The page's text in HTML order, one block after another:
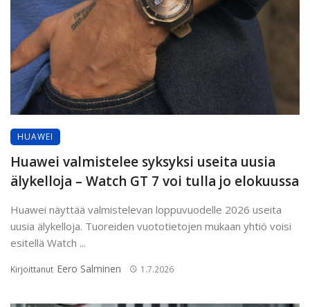
HUAWEI
Huawei valmistelee syksyksi useita uusia
älykelloja – Watch GT 7 voi tulla jo elokuussa
Huawei näyttää valmistelevan loppuvuodelle 2026 useita
uusia älykelloja. Tuoreiden vuototietojen mukaan yhtiö voisi
esitellä Watch ...
Kirjoittanut Eero Salminen 1.7.2026